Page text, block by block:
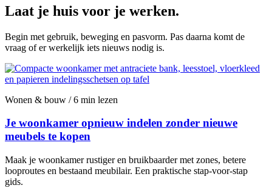
Laat je huis voor je werken.
Begin met gebruik, beweging en pasvorm. Pas daarna komt de
vraag of er werkelijk iets nieuws nodig is.
Wonen & bouw / 6 min lezen
Je woonkamer opnieuw indelen zonder nieuwe
meubels te kopen
Maak je woonkamer rustiger en bruikbaarder met zones, betere
looproutes en bestaand meubilair. Een praktische stap-voor-stap
gids.